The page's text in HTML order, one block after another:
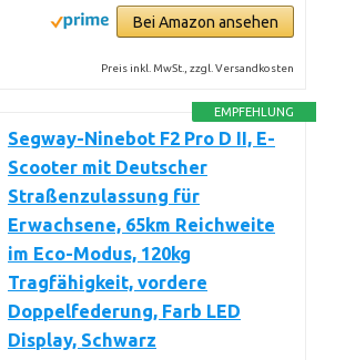
Bei Amazon ansehen
Preis inkl. MwSt., zzgl. Versandkosten
EMPFEHLUNG
Segway-Ninebot F2 Pro D II, E-
Scooter mit Deutscher
Straßenzulassung für
Erwachsene, 65km Reichweite
im Eco-Modus, 120kg
Tragfähigkeit, vordere
Doppelfederung, Farb LED
Display, Schwarz